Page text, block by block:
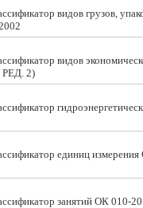
видов грузов,
видов
2)
единиц
занятий ОК 010-